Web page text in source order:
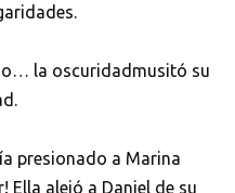
la oscuridadmusitó su
presionado a Marina
Ella alejó a Daniel de su